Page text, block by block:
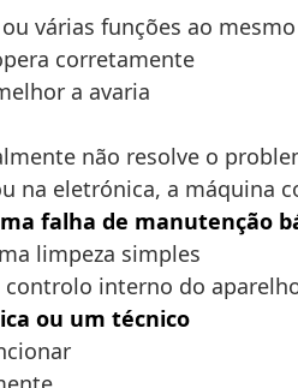
várias funções ao
corretamente
a avaria
não resolve o
na eletrónica, a máquina
falha de manutenção
limpeza simples
interno do
ou um técnico